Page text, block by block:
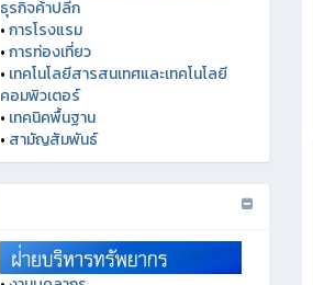
ธุรกิจค้าปลีก
•การโรงแรม
•การท่องเที่ยว
• เทคโนโลยีสารสนเทศและเทคโนโลยี
คอมพิวเตอร์
• เทคนิคพื้นฐาน
• สามัญสัมพันธ์